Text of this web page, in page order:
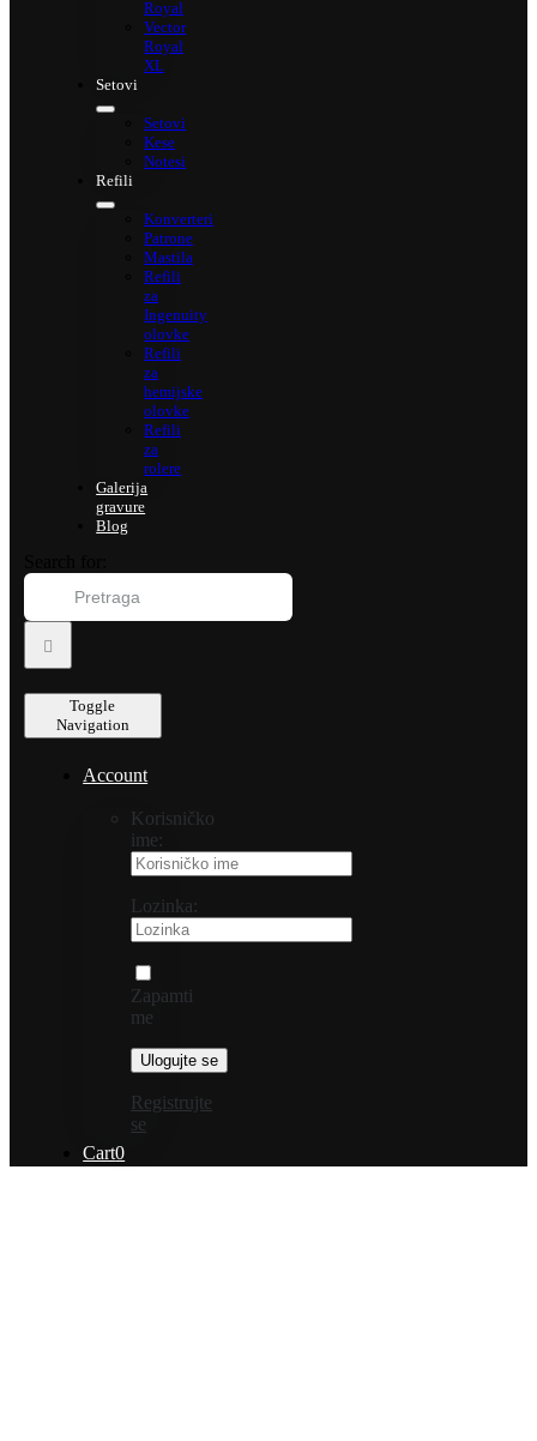
Royal
Vector
Royal
XL
Setovi
Setovi
Kese
Notesi
Refili
Konverteri
Patrone
Mastila
Refili
za
Ingenuity
olovke
Refili
za
hemijske
olovke
Refili
za
rolere
Galerija
gravure
Blog
Toggle
Navigation
Account
Korisničko
ime:
Lozinka:
Zapamti
me
Registrujte
se
Cart0